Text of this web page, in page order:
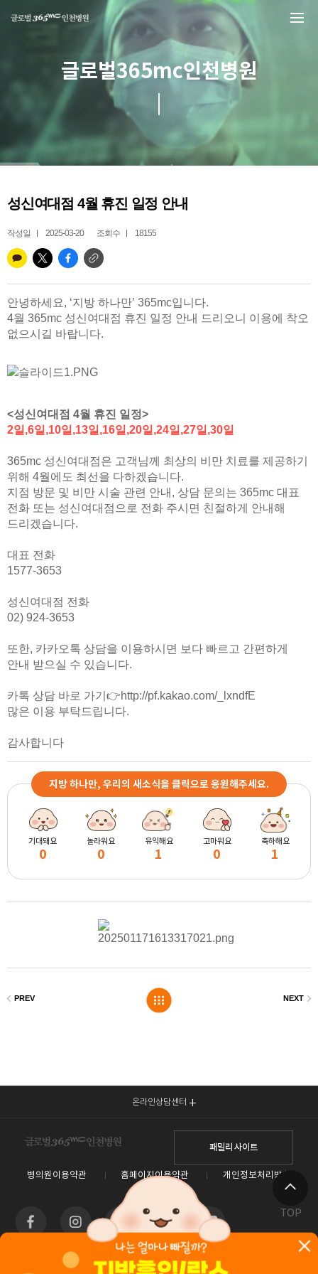
글로벌365mc인천병원
성신여대점 4월 휴진 일정 안내
작성일 2025-03-20 조회수 18155
안녕하세요, ‘지방 하나만’ 365mc입니다.
4월 365mc 성신여대점 휴진 일정 안내 드리오니 이용에 착오
없으시길 바랍니다.
<성신여대점 4월 휴진 일정>
2일,6일,10일,13일,16일,20일,24일,27일,30일
365mc 성신여대점은 고객님께 최상의 비만 치료를 제공하기
위해 4월에도 최선을 다하겠습니다.
지점 방문 및 비만 시술 관련 안내, 상담 문의는 365mc 대표
전화 또는 성신여대점으로 전화 주시면 친절하게 안내해
드리겠습니다.
대표 전화
1577-3653
성신여대점 전화
02) 924-3653
또한, 카카오톡 상담을 이용하시면 보다 빠르고 간편하게
안내 받으실 수 있습니다.
카톡 상담 바로 가기👉http://pf.kakao.com/_lxndfE
많은 이용 부탁드립니다.
감사합니다
지방 하나만, 우리의 새소식을 클릭으로 응원해주세요.
기대돼요
0
놀라워요
0
유익해요
1
고마워요
0
축하해요
1
TOP
온라인상담센터
패밀리 사이트
병의원이용약관 홈페이지이용약관 개인정보처리방침
인천광역시 남동구 예술로 138(구월동) 이토타워 4층 글로벌365mc병원